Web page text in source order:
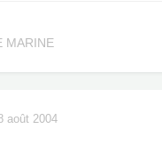
MARINE
août 2004